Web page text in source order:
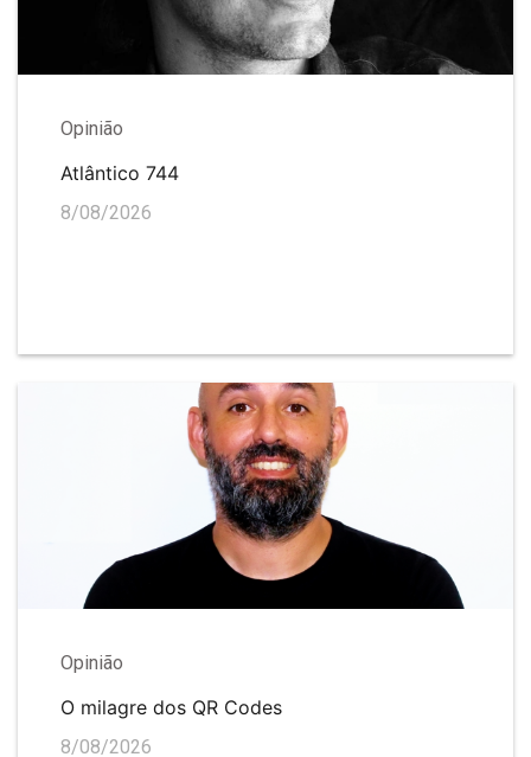
Opinião
Atlântico 744
8/08/2026
Opinião
O milagre dos QR Codes
8/08/2026